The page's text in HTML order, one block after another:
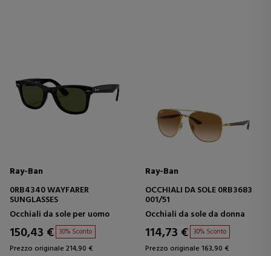
Ray-Ban
0RB4340 WAYFARER
SUNGLASSES
Occhiali da sole per uomo
150,43 € 30% Sconto
Prezzo originale 214,90 €
Ray-Ban
OCCHIALI DA SOLE 0RB3683
001/51
Occhiali da sole da donna
114,73 € 30% Sconto
Prezzo originale 163,90 €